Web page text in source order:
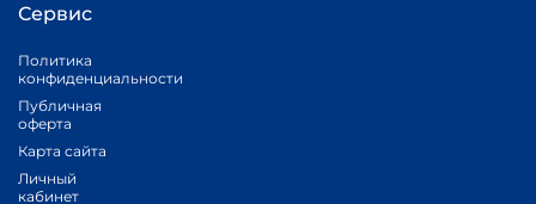
Сервис
Политика
конфиденциальности
Публичная
оферта
Карта сайта
Личный
кабинет